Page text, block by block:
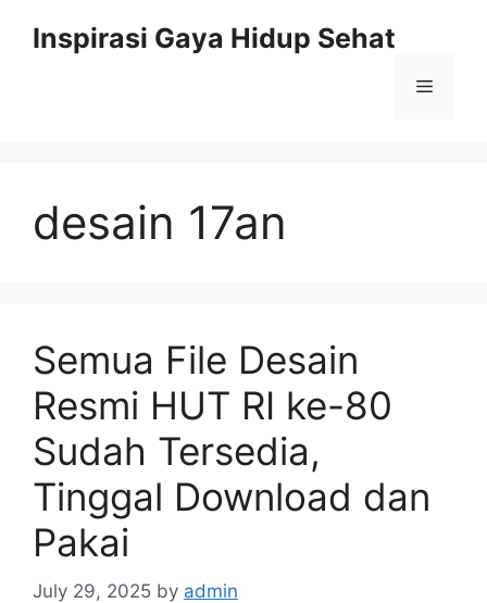
Inspirasi Gaya Hidup Sehat
Menu
desain 17an
Semua File Desain
Resmi HUT RI ke-80
Sudah Tersedia,
Tinggal Download dan
Pakai
July 29, 2025 by admin